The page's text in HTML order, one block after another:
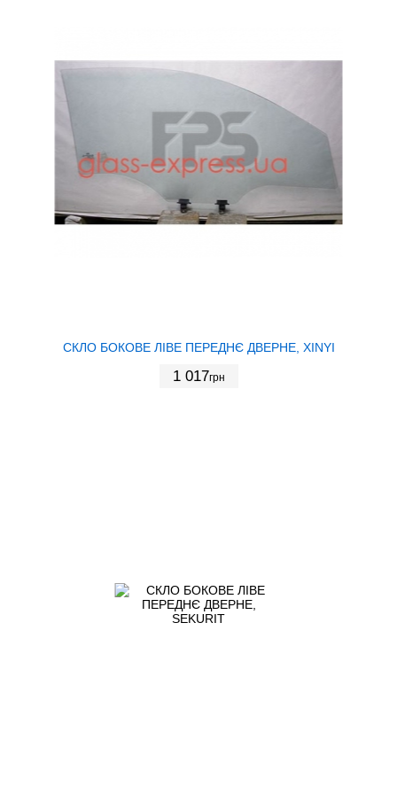
СКЛО БОКОВЕ ЛІВЕ ПЕРЕДНЄ ДВЕРНЕ, XINYI
1 017грн